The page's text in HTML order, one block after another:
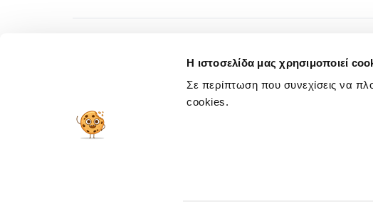
Η ιστοσελίδα μας χρησιμοποιεί
Σε περίπτωση που συνεχίσεις να
cookies.